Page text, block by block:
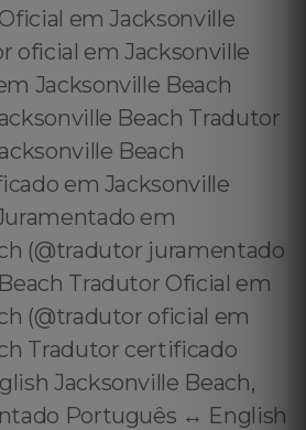
em Jacksonville
oficial em Jacksonville
Jacksonville Beach
Beach Tradutor
Beach
em Jacksonville
em
(@tradutor juramentado
Tradutor Oficial em
(@tradutor oficial em
Tradutor certificado
Jacksonville Beach,
Português ↔️ English